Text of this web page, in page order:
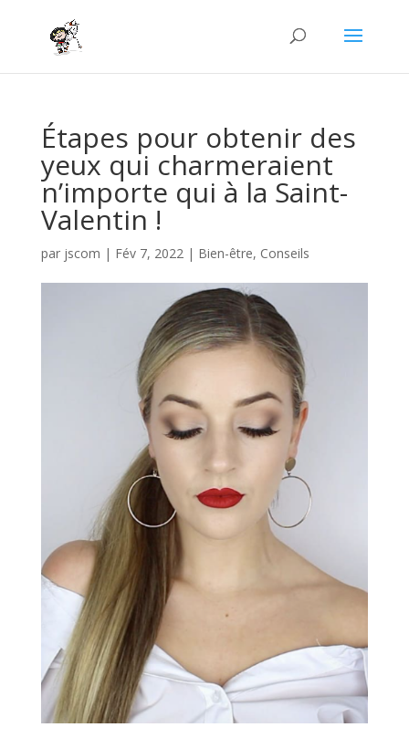
Étapes pour obtenir des
yeux qui charmeraient
n’importe qui à la Saint-
Valentin !
par jscom | Fév 7, 2022| Bien-être, Conseils